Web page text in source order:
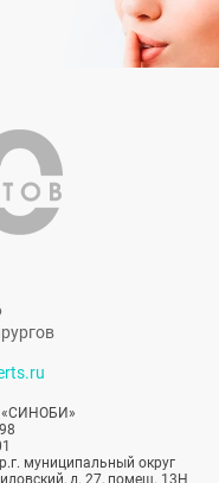
«СИНОБИ»
муниципальный округ
д. 27, помещ. 13Н